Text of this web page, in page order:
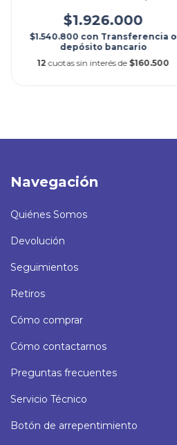
Agente Oficial
$1.926.000
$1.540.800 con Transferencia o
depósito bancario
12 cuotas sin interés de $160.500
Navegación
Quiénes Somos
Devolución
Seguimientos
Retiros
Cómo comprar
Cómo contactarnos
Preguntas frecuentes
Servicio Técnico
Botón de arrepentimiento